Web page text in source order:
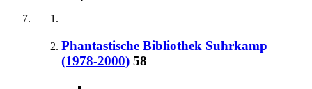
Phantastische Bibliothek Suhrkamp
(1978-2000) 58